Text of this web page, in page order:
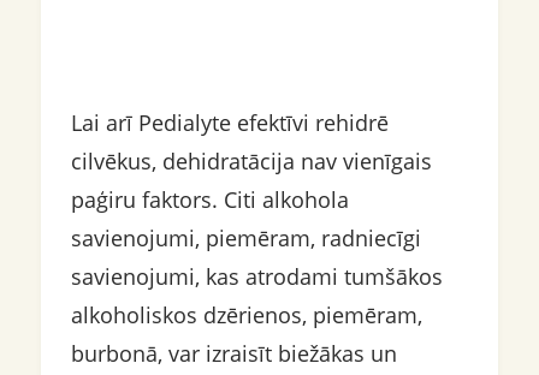
Lai arī Pedialyte efektīvi rehidrē
cilvēkus, dehidratācija nav vienīgais
paģiru faktors. Citi alkohola
savienojumi, piemēram, radniecīgi
savienojumi, kas atrodami tumšākos
alkoholiskos dzērienos, piemēram,
burbonā, var izraisīt biežākas un